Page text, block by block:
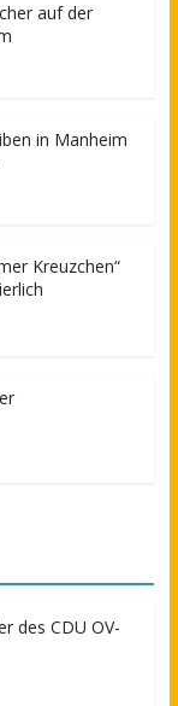
auf der
in Manheim
Kreuzchen“
des CDU OV-